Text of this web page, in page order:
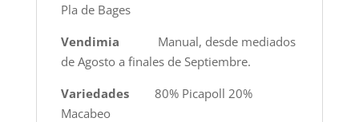
Pla de Bages
Vendimia Manual, desde mediados
de Agosto a finales de Septiembre.
Variedades80% Picapoll 20%
Macabeo